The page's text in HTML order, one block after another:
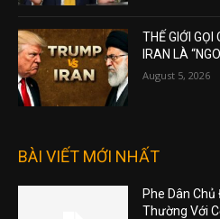
THẾ GIỚI
IRAN LÀ
August 5, 2026
BÀI VIẾT MỚI NHẤT
Phe Dân
Thường Với